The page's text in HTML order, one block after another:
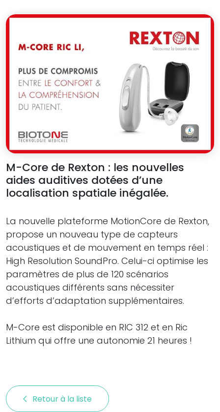
M-Core de Rexton : les nouvelles
aides auditives dotées d’une
localisation spatiale inégalée.
La nouvelle plateforme MotionCore de Rexton,
propose un nouveau type de capteurs
acoustiques et de mouvement en temps réel :
High Resolution SoundPro. Celui-ci optimise les
paramètres de plus de 120 scénarios
acoustiques différents sans nécessiter
d’efforts d’adaptation supplémentaires.
M-Core est disponible en RIC 312 et en Ric
Lithium qui offre une autonomie 21 heures !
Retour à la liste